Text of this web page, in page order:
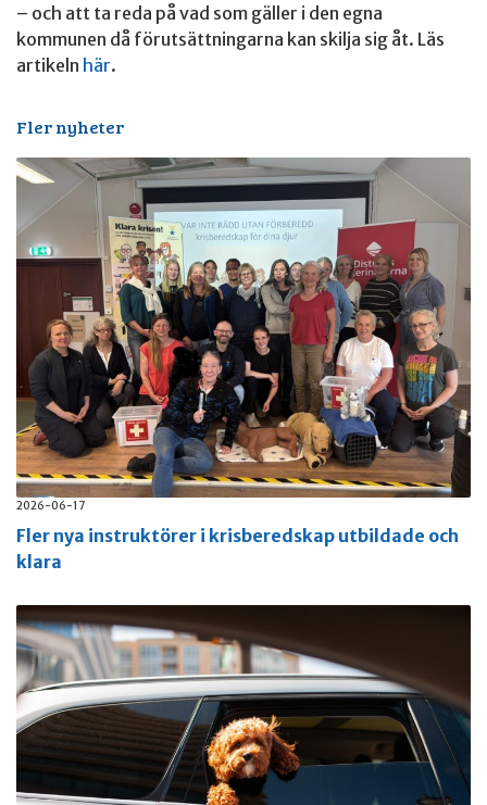
– och att ta reda på vad som gäller i den egna
kommunen då förutsättningarna kan skilja sig åt. Läs
artikeln här.
Fler nyheter
2026-06-17
Fler nya instruktörer i krisberedskap utbildade och
klara